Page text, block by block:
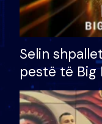
Selin
pestë të Big
çmimin e